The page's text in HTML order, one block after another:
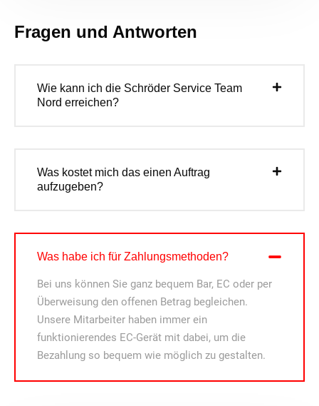
Fragen und Antworten
Wie kann ich die Schröder Service Team
Nord erreichen?
Was kostet mich das einen Auftrag
aufzugeben?
Was habe ich für Zahlungsmethoden?
Bei uns können Sie ganz bequem Bar, EC oder per
Überweisung den offenen Betrag begleichen.
Unsere Mitarbeiter haben immer ein
funktionierendes EC-Gerät mit dabei, um die
Bezahlung so bequem wie möglich zu gestalten.